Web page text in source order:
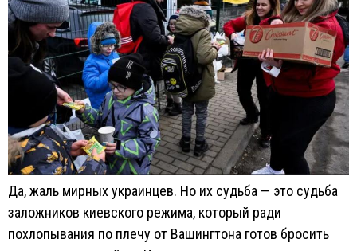
Да, жаль мирных украинцев. Но их судьба — это судьба
заложников киевского режима, который ради
похлопывания по плечу от Вашингтона готов бросить